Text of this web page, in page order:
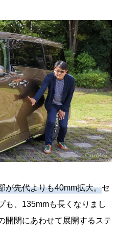
が先代よりも40mm拡大。セ
も、135mmも長くなりまし
開閉にあわせて展開するステ